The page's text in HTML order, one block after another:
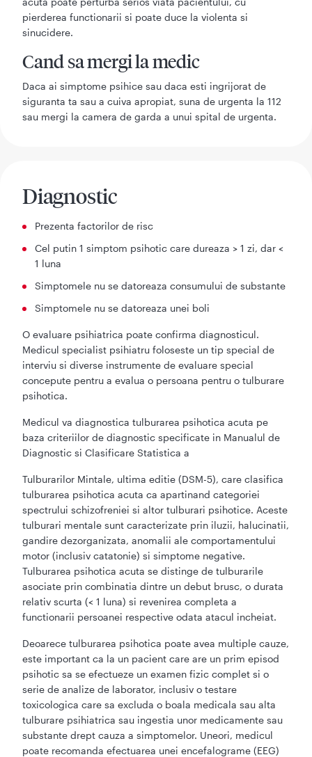
pierderea functionarii si poate duce la violenta si
sinucidere.
Cand sa mergi la medic
Daca ai simptome psihice sau daca esti ingrijorat de
siguranta ta sau a cuiva apropiat, suna de urgenta la 112
sau mergi la camera de garda a unui spital de urgenta.
Diagnostic
Prezenta factorilor de risc
Cel putin 1 simptom psihotic care dureaza > 1 zi, dar <
1 luna
Simptomele nu se datoreaza consumului de substante
Simptomele nu se datoreaza unei boli
O evaluare psihiatrica poate confirma diagnosticul.
Medicul specialist psihiatru foloseste un tip special de
interviu si diverse instrumente de evaluare special
concepute pentru a evalua o persoana pentru o tulburare
psihotica.
Medicul va diagnostica tulburarea psihotica acuta pe
baza criteriilor de diagnostic specificate in Manualul de
Diagnostic si Clasificare Statistica a
Tulburarilor Mintale, ultima editie (DSM-5), care clasifica
tulburarea psihotica acuta ca apartinand categoriei
spectrului schizofreniei si altor tulburari psihotice. Aceste
tulburari mentale sunt caracterizate prin iluzii, halucinatii,
gandire dezorganizata, anomalii ale comportamentului
motor (inclusiv catatonie) si simptome negative.
Tulburarea psihotica acuta se distinge de tulburarile
asociate prin combinatia dintre un debut brusc, o durata
relativ scurta (< 1 luna) si revenirea completa a
functionarii persoanei respective odata atacul incheiat.
Deoarece tulburarea psihotica poate avea multiple cauze,
este important ca la un pacient care are un prim episod
psihotic sa se efectueze un examen fizic complet si o
serie de analize de laborator, inclusiv o testare
toxicologica care sa excluda o boala medicala sau alta
tulburare psihiatrica sau ingestia unor medicamente sau
substante drept cauza a simptomelor. Uneori, medicul
poate recomanda efectuarea unei encefalograme (EEG)